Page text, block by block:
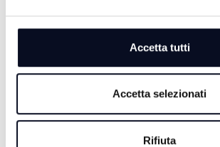
Accetta tutti
Accetta selezionati
Rifiuta
PIANETA BIANCONERO -
PIANETA BIANCONERO -